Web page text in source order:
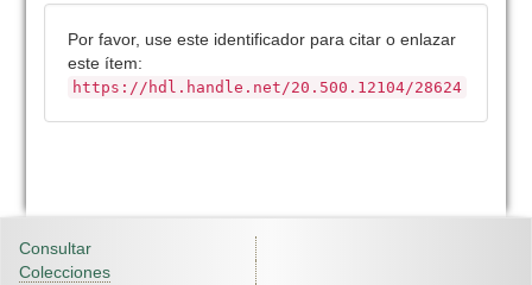
Por favor, use este identificador para citar o enlazar
este ítem:
https://hdl.handle.net/20.500.12104/28624
Consultar
Colecciones